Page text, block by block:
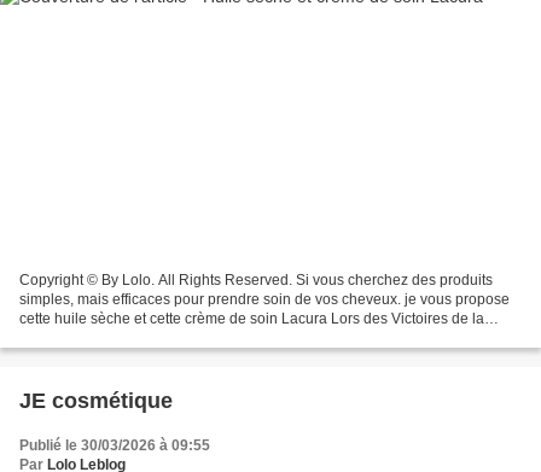
Copyright © By Lolo. All Rights Reserved. Si vous cherchez des produits
simples, mais efficaces pour prendre soin de vos cheveux. je vous propose
cette huile sèche et cette crème de soin Lacura Lors des Victoires de la
JE cosmétique
Publié le 30/03/2026 à 09:55
Par Lolo Leblog